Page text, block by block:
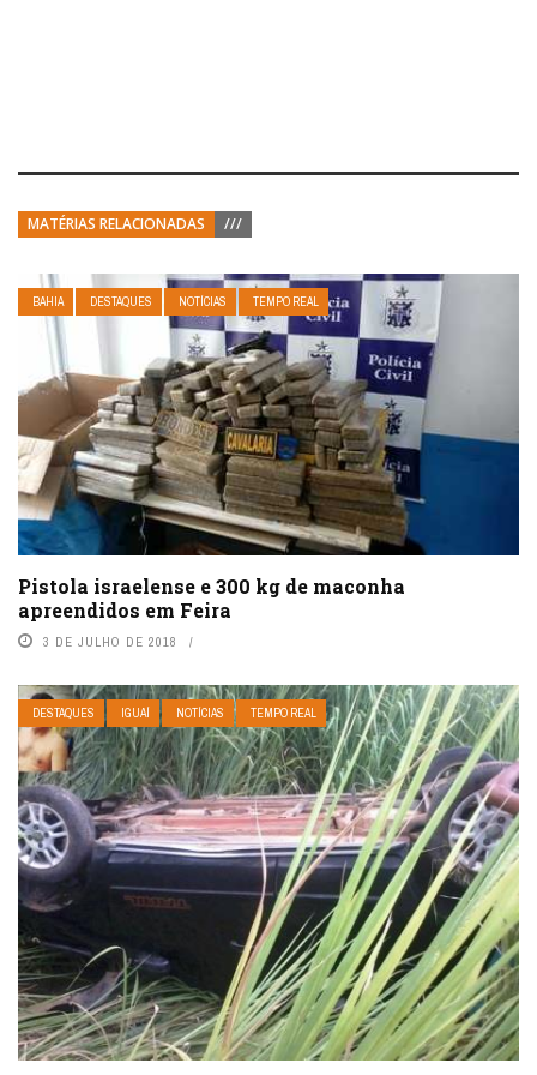
MATÉRIAS RELACIONADAS ///
BAHIA DESTAQUES NOTÍCIAS TEMPO REAL
Pistola israelense e 300 kg de maconha
apreendidos em Feira
3 DE JULHO DE 2018
DESTAQUES IGUAÍ NOTÍCIAS TEMPO REAL